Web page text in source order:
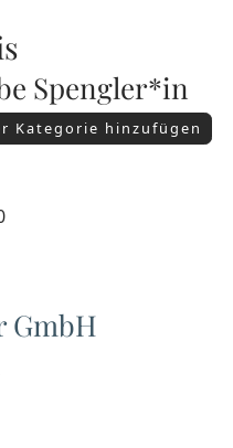
Spengler*in
Kategorie hinzufügen
GmbH